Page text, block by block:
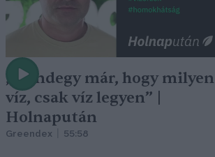
„Mindegy már, hogy milyen
víz, csak víz legyen” |
Holnapután
Greendex 55:58